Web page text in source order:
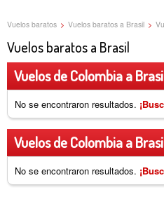
Vuelos baratos > Vuelos baratos a Brasil >
Vuelos baratos a Brasil
Vuelos de Colombia a
No se encontraron resultados.
Vuelos de Colombia a
No se encontraron resultados.